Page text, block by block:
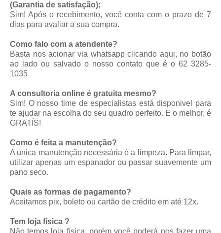
(Garantia de satisfação);
Sim! Após o recebimento, você conta com o prazo de 7
dias para avaliar a sua compra.
Como falo com a atendente?
Basta nos acionar via whatsappclicando aqui, no botão
ao lado ou salvado o nosso contato que é o 62 3285-
1035
A consultoria online é gratuita mesmo?
Sim! O nosso time de especialistas está disponivel para
te ajudar na escolha do seu quadro perfeito. E o melhor, é
GRATÍS!
Como é feita a manutenção?
A única manutenção necessária é a limpeza. Para limpar,
utilizar apenas um espanador ou passar suavemente um
pano seco.
Quais as formas de pagamento?
Aceitamos pix, boleto ou cartão de crédito em até 12x.
Tem loja física ?